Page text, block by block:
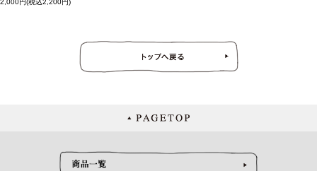
2,000円(税込2,200円)